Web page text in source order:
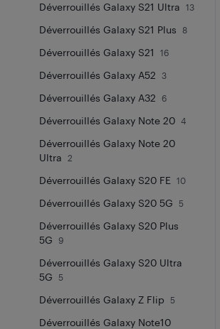
Déverrouillés Galaxy S21 Ultra 13
Déverrouillés Galaxy S21 Plus 8
Déverrouillés Galaxy S21 16
Déverrouillés Galaxy A52 3
Déverrouillés Galaxy A32 6
Déverrouillés Galaxy Note 20 4
Déverrouillés Galaxy Note 20
Ultra
2
Déverrouillés Galaxy S20 FE 10
Déverrouillés Galaxy S20 5G 5
Déverrouillés Galaxy S20 Plus
5G
9
Déverrouillés Galaxy S20 Ultra
5G
5
Déverrouillés Galaxy Z Flip 5
Déverrouillés Galaxy Note10